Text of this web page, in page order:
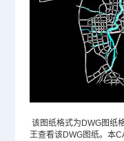
该图纸格式为 DWG图纸
王查看该DWG图纸。本